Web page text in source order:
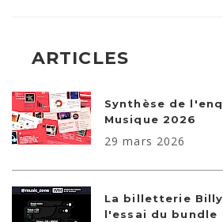
ARTICLES
Synthèse de
Musique 2026
29 mars 2026
La billetterie
l'essai du bundle